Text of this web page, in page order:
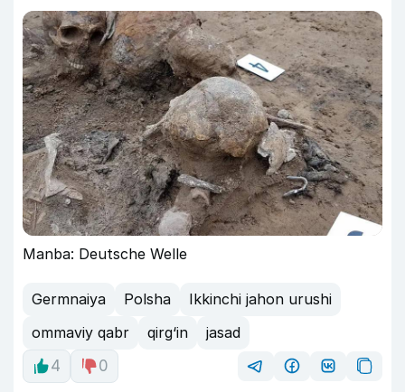
Manba: Deutsche Welle
Germnaiya Polsha
Ikkinchi jahon urushi
ommaviy qabr
qirg‘in
jasad
4
0